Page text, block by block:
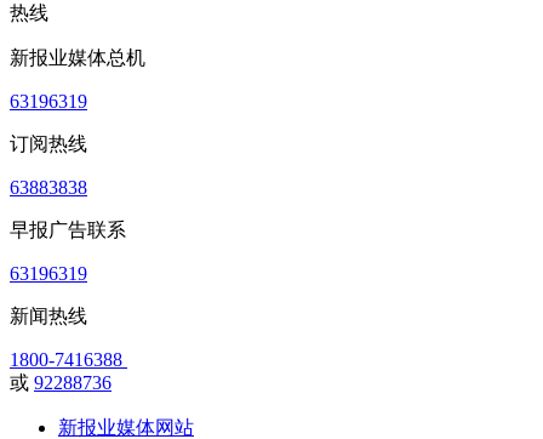
热线
新报业媒体总机
63196319
订阅热线
63883838
早报广告联系
63196319
新闻热线
1800-7416388
或 92288736
新报业媒体网站